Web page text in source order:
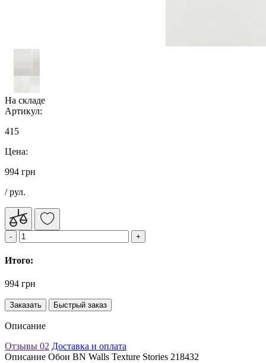
На складе
Артикул:
415
Цена:
994 грн
/ рул.
Итого:
994 грн
Заказать Быстрый заказ
Описание
Отзывы 02 Доставка и оплата
Описание Обои BN Walls Texture Stories 218432